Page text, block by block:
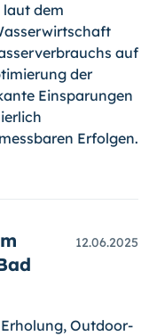
dem
auf
der
Einsparungen
Erfolgen.
12.06.2025
Outdoor-